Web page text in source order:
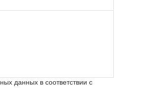
данных в соответствии с